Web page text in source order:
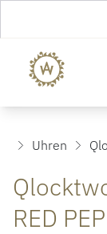
Uhren
RED